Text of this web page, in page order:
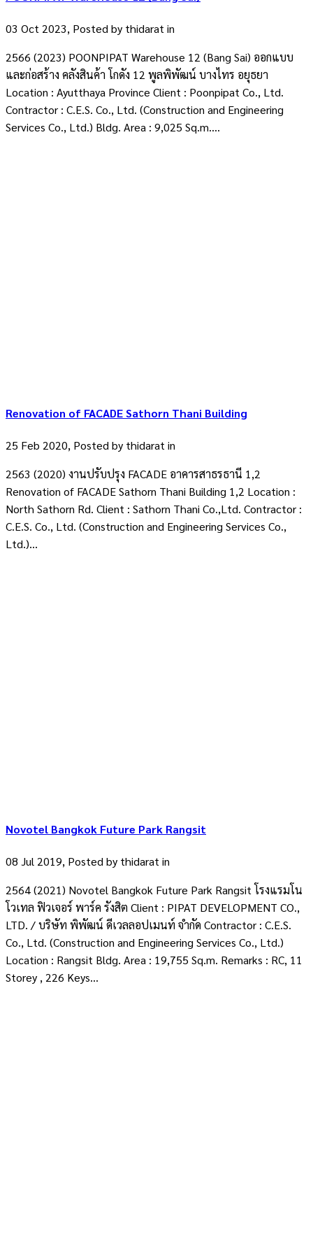
03 Oct 2023, Posted by thidaratin
2566 (2023) POONPIPAT Warehouse 12 (Bang Sai) ออกแบบ
และก่อสร้าง คลังสินค้า โกดัง 12 พูลพิพัฒน์ บางไทร อยุธยา
Location : Ayutthaya Province Client : Poonpipat Co., Ltd.
Contractor : C.E.S. Co., Ltd. (Construction and Engineering
Services Co., Ltd.) Bldg. Area : 9,025 Sq.m....
Renovation of FACADE Sathorn Thani Building
25 Feb 2020, Posted by thidarat in
2563 (2020) งานปรับปรุง FACADE อาคารสาธรธานี 1,2
Renovation of FACADE Sathorn Thani Building 1,2 Location :
North Sathorn Rd. Client : Sathorn Thani Co.,Ltd. Contractor :
C.E.S. Co., Ltd. (Construction and Engineering Services Co.,
Ltd.)...
Novotel Bangkok Future Park Rangsit
08 Jul 2019, Posted by thidaratin
2564 (2021) Novotel Bangkok Future Park Rangsit โรงแรมโน
โวเทล ฟิวเจอร์ พาร์ค รังสิต Client : PIPAT DEVELOPMENT CO.,
LTD. / บริษัท พิพัฒน์ ดีเวลลอปเมนท์ จำกัด Contractor : C.E.S.
Co., Ltd. (Construction and Engineering Services Co., Ltd.)
Location : Rangsit Bldg. Area : 19,755 Sq.m. Remarks : RC, 11
Storey , 226 Keys...